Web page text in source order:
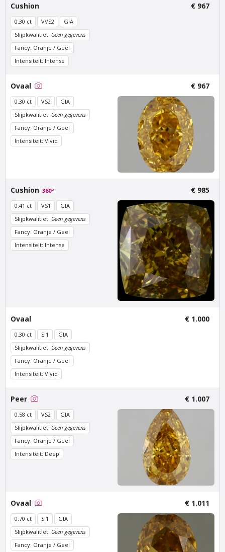
Van Amstel Torensluis
€ 500excl. BTW
Van Amstel
Noorderkerk
Van Amstel
excl. BTW
Van Amstel
Waterlooplein
Van Amstel
Nieuwmarkt
€ 500excl. BTW
Cushion € 967
0.30 ct VVS2
GIA
Slijpkwalitiet: Geen gegevens
Fancy: Oranje / Geel
Intensiteit: Intense
Ovaal € 967
0.30 ct VS2
GIA
Slijpkwalitiet: Geen gegevens
Fancy: Oranje / Geel
Intensiteit: Vivid
Cushion 360º € 985
0.41 ct VS1
GIA
Slijpkwalitiet: Geen gegevens
Fancy: Oranje / Geel
Intensiteit: Intense
Ovaal € 1.000
0.30 ct SI1
GIA
Slijpkwalitiet: Geen gegevens
Fancy: Oranje / Geel
Intensiteit: Vivid
Peer € 1.007
0.58 ct VS2
GIA
Slijpkwalitiet: Geen gegevens
Fancy: Oranje / Geel
Intensiteit: Deep
Ovaal € 1.011
0.70 ct SI1
GIA
Slijpkwalitiet: Geen gegevens
Fancy: Oranje / Geel